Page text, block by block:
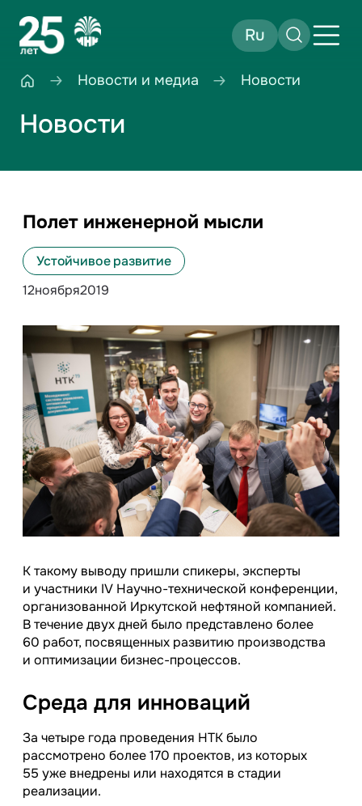
Ru
Новости и медиа Новости
Новости
Полет инженерной мысли
Устойчивое развитие
12ноября2019
К такому выводу пришли спикеры, эксперты
и участники IV Научно-технической конференции,
организованной Иркутской нефтяной компанией.
В течение двух дней было представлено более
60 работ, посвященных развитию производства
и оптимизации бизнес-процессов.
Среда для инноваций
За четыре года проведения НТК было
рассмотрено более 170 проектов, из которых
55 уже внедрены или находятся в стадии
реализации.